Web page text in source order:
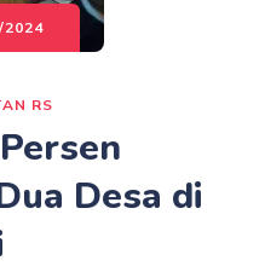
2024
RS
Desa di